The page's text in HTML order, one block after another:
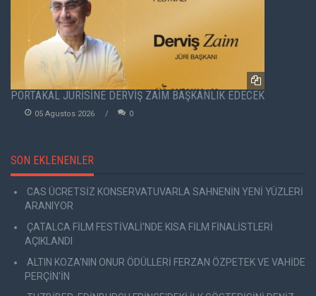
PORTAKAL JÜRİSİNE DERVİŞ ZAİM BAŞKANLIK EDECEK
05 Agustos 2026 0
SON EKLENENLER
CAS ÜCRETSİZ KONSERVATUVARLA SAHNENİN YENİ YÜZLERİ
ARANIYOR
ÇATALCA FİLM FESTİVALİ'NDE KISA FİLM FİNALİSTLERİ
AÇIKLANDI
ALTIN KOZA'NIN ONUR ÖDÜLLERİ FERZAN ÖZPETEK VE VAHİDE
PERÇİN'İN